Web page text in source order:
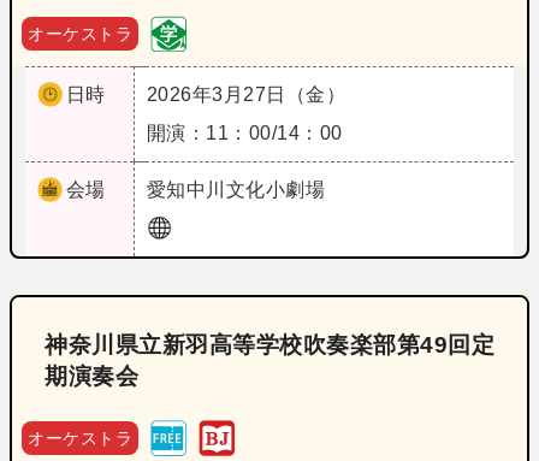
オーケストラ
日時
2026年3月27日（金）
開演：11：00/14：00
会場 愛知中川文化小劇場
神奈川県立新羽高等学校吹奏楽部第49回定
期演奏会
オーケストラ